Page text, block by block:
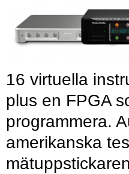
16 virtuella
plus en FPGA
programmera.
amerikanska